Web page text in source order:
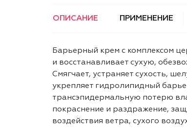
ОПИСАНИЕ ПРИМЕНЕНИЕ
Барьерный крем с комплексом
и восстанавливает сухую,
Смягчает, устраняет сухость,
укрепляет гидролипидный
трансэпидермальную потерю
покраснение и раздражение,
воздействия ветра, сухого